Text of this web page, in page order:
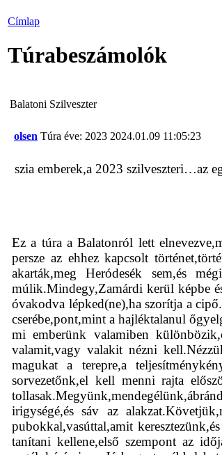
Címlap
Túrabeszámolók
Balatoni Szilveszter
olsen Túra éve: 2023 2024.01.09 11:05:23
szia emberek,a 2023 szilveszteri…az
Ez a túra a Balatonról lett
persze az ehhez kapcsolt
akarták,meg Heródesék sem,és
múlik.Mindegy,Zamárdi kerül képbe
óvakodva lépked(ne),ha szorítja a
cserébe,pont,mint a hajléktalanul
mi emberünk valamiben
valamit,vagy valakit nézni
magukat a terepre,a
sorvezetőnk,el kell menni rajta
irigységé,és sáv az
pubokkal,vasúttal,amit
tanítani kellene,első szempont az